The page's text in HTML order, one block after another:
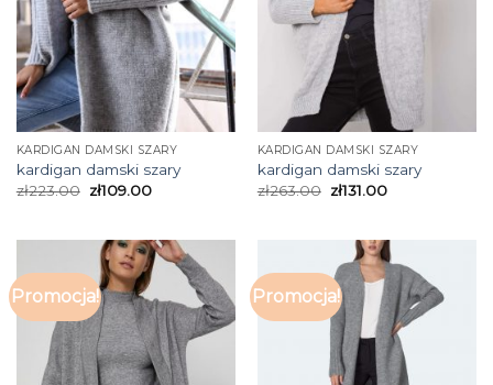
KARDIGAN DAMSKI SZARY
kardigan damski szary
zł223.00 zł109.00
KARDIGAN DAMSKI SZARY
kardigan damski szary
zł263.00 zł131.00
Promocja! Promocja!